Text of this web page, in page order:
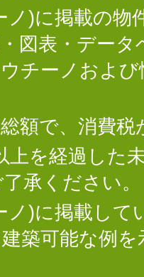
ノ)に掲載の物
図表・デー
チーノおよ
額で、消費
上を経過した
承ください。
ノ)に掲載して
築可能な例